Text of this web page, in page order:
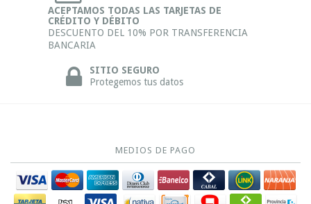
ACEPTAMOS TODAS LAS TARJETAS DE
CRÉDITO Y DÉBITO
DESCUENTO DEL 10% POR TRANSFERENCIA
BANCARIA
SITIO SEGURO
Protegemos tus datos
MEDIOS DE PAGO